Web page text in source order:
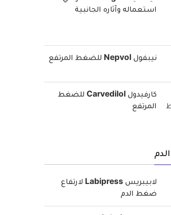
استعماله وآثاره الجانبية
نيبفول Nepvol للضغط المرتفع
كارفيدول Carvedilol للضغط
المرتفع
لابيبريس Labipress لارتفاع
ضغط الدم